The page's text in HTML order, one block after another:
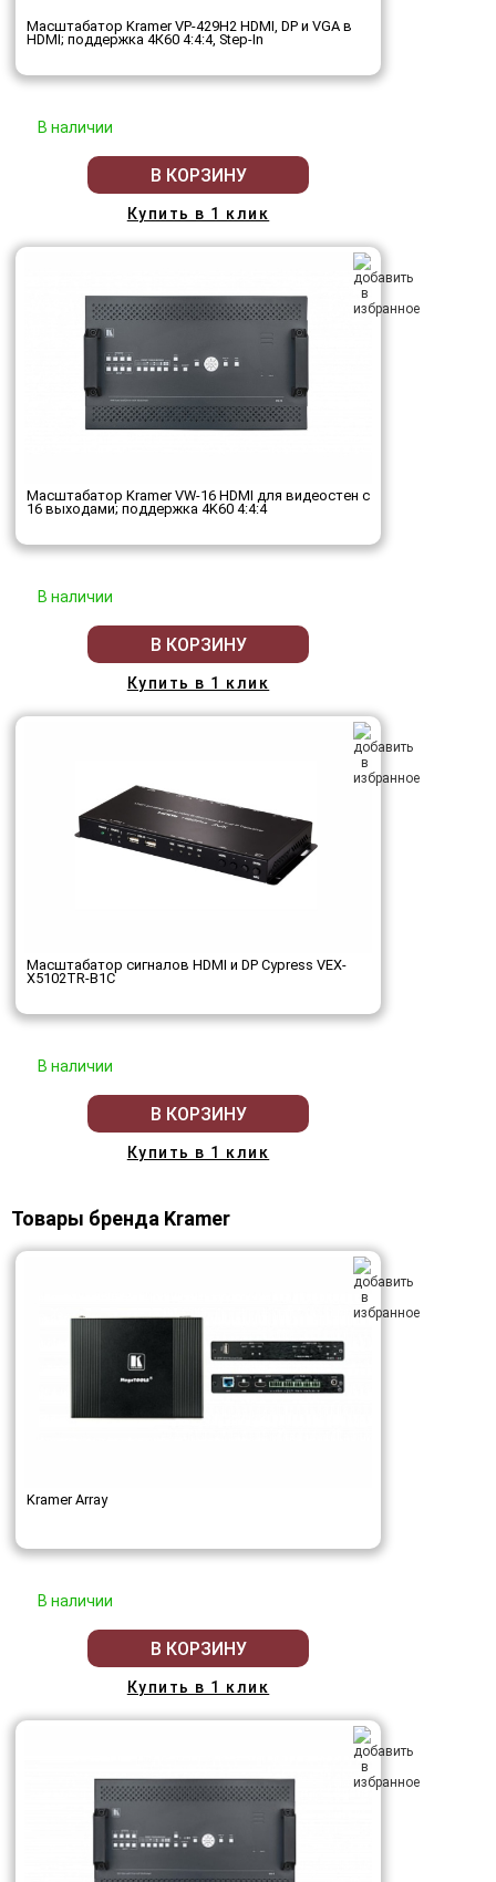
Масштабатор Kramer VP-429H2 HDMI, DP и VGA в
HDMI; поддержка 4К60 4:4:4, Step-In
В наличии
В КОРЗИНУ
Купить в 1 клик
Масштабатор Kramer VW-16 HDMI для видеостен с
16 выходами; поддержка 4K60 4:4:4
В наличии
В КОРЗИНУ
Купить в 1 клик
Масштабатор сигналов HDMI и DP Cypress VEX-
X5102TR-B1C
В наличии
В КОРЗИНУ
Купить в 1 клик
Товары бренда Kramer
Kramer Array
В наличии
В КОРЗИНУ
Купить в 1 клик